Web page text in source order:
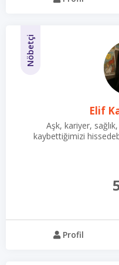
Nöbetçi
Elif
Aşk, kariyer,
kaybettiğimizi
Profil